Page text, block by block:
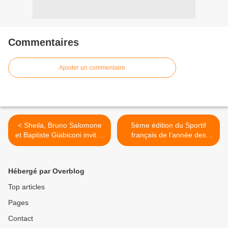
Commentaires
Ajouter un commentaire
< Sheila, Bruno Salomone
et Baptiste Giabiconi invités
de La parenthèse
5ème édition du Sportif
français de l'année des
auditeurs de Radio France
Hébergé par Overblog
Top articles
Pages
Contact